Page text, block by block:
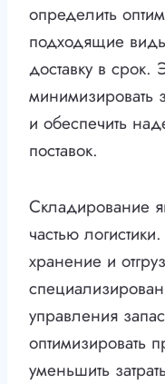
определить
подходящие виды
доставку в срок.
минимизировать
и обеспечить
поставок.
Складирование
частью
хранение и
управления
оптимизировать
уменьшить